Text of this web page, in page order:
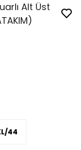
Alt Üst
44